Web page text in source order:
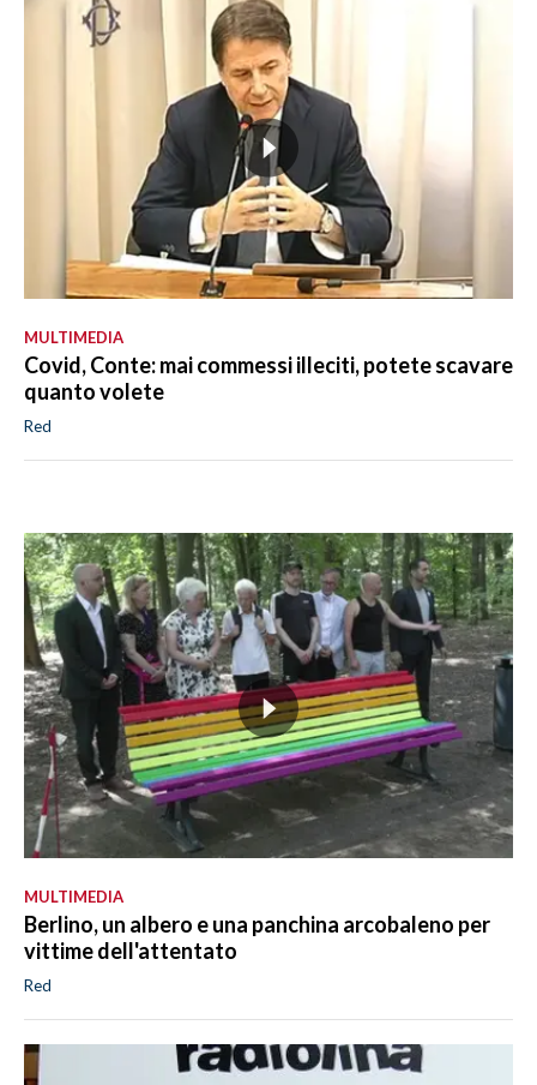
MULTIMEDIA
Covid, Conte: mai commessi illeciti, potete scavare
quanto volete
Red
MULTIMEDIA
Berlino, un albero e una panchina arcobaleno per
vittime dell'attentato
Red